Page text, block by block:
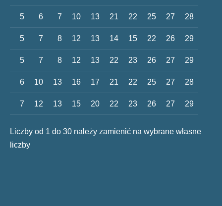
5 6 7 10 13 21 22 25 27 28
5 7 8 12 13 14 15 22 26 29
5 7 8 12 13 22 23 26 27 29
6 10 13 16 17 21 22 25 27 28
7 12 13 15 20 22 23 26 27 29
Liczby od 1 do 30 należy zamienić na wybrane własne
liczby